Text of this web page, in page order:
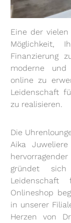
Eine der
Möglichkeit,
Finanzierung
moderne und
online zu
Leidenschaft
zu realisieren.
Die
Aika
gründet
Leidenschaft
Onlineshop
in unserer
Herzen von